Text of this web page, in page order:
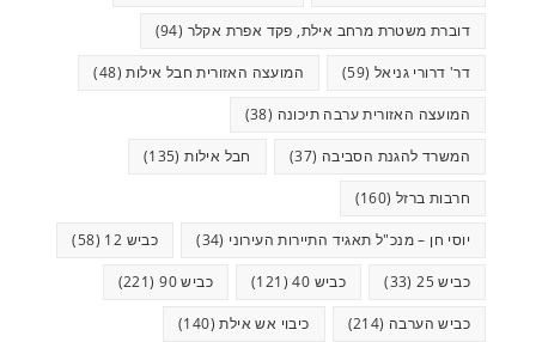
דוברת משטרת מרחב אילת, פקד אפרת אקלר (94)
דר' דרורי גניאל (59) המועצה האזורית חבל אילות(48)
המועצה האזורית ערבה תיכונה (38)
המשרד להגנת הסביבה (37) חבל אילות(135)
חרבות ברזל (160)
יוסי חן – מנכ"ל תאגיד התיירות העירוני (34) כביש 12 (58)
כביש 25 (33) כביש 40 (121) כביש 90 (221)
כביש הערבה (214) כיבוי אש אילת(140)